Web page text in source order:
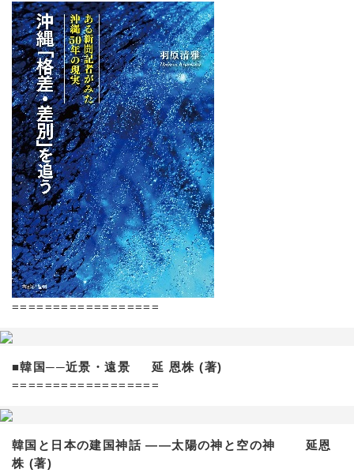
==================
■韓国──近景・遠景 延 恩株 (著)
==================
韓国と日本の建国神話 ——太陽の神と空の神 延恩
株 (著)